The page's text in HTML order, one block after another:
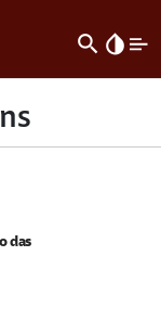
search invert_colors
das